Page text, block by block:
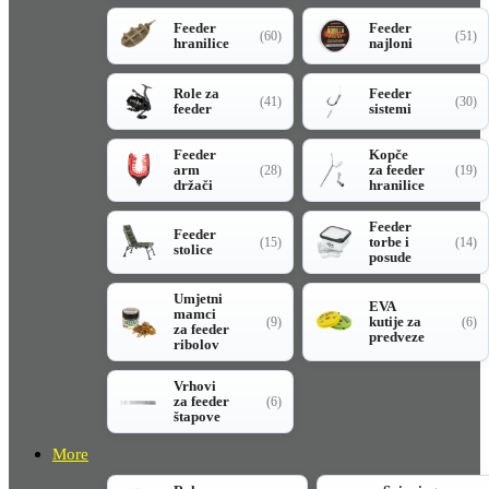
Feeder
hranilice
(60)
Feeder
najloni
(51)
Role za
feeder
(41)
Feeder
sistemi
(30)
Feeder
arm
držači
(28)
Kopče
za feeder
hranilice
(19)
Feeder
stolice
(15)
Feeder
torbe i
posude
(14)
Umjetni
mamci
za feeder
ribolov
(9)
EVA
kutije za
predveze
(6)
Vrhovi
za feeder
štapove
(6)
More